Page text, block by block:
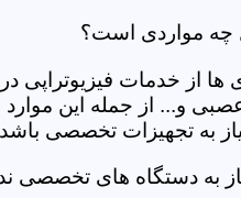
چه مواردی است؟
از خدمات فیزیوتراپی
و... از جمله این موارد
به تجهیزات تخصصی باشد،
به دستگاه های تخصصی